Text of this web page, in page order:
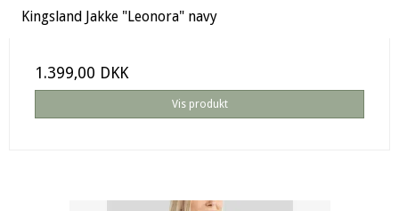
Kingsland Jakke "Leonora" navy
1.399,00 DKK
Vis produkt